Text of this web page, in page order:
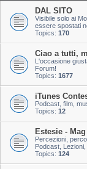
DAL SITO
Visibile solo ai
essere spostati
Topics: 170
Ciao a tutti,
L'occasione
Forum!
Topics: 1677
iTunes
Podcast, film,
Topics: 12
Estesie -
Percezioni,
Podcast,
Topics: 124